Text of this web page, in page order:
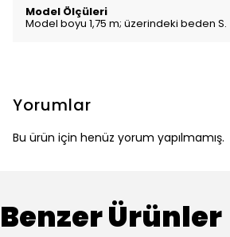
Model Ölçüleri
Model boyu 1,75 m; üzerindeki beden S.
Yorumlar
Bu ürün için henüz yorum yapılmamış.
Benzer Ürünler